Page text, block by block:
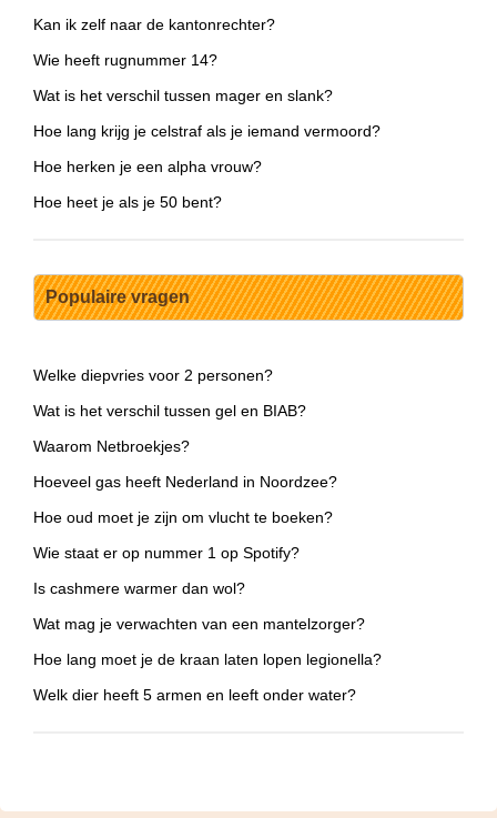
Kan ik zelf naar de kantonrechter?
Wie heeft rugnummer 14?
Wat is het verschil tussen mager en slank?
Hoe lang krijg je celstraf als je iemand vermoord?
Hoe herken je een alpha vrouw?
Hoe heet je als je 50 bent?
Populaire vragen
Welke diepvries voor 2 personen?
Wat is het verschil tussen gel en BIAB?
Waarom Netbroekjes?
Hoeveel gas heeft Nederland in Noordzee?
Hoe oud moet je zijn om vlucht te boeken?
Wie staat er op nummer 1 op Spotify?
Is cashmere warmer dan wol?
Wat mag je verwachten van een mantelzorger?
Hoe lang moet je de kraan laten lopen legionella?
Welk dier heeft 5 armen en leeft onder water?